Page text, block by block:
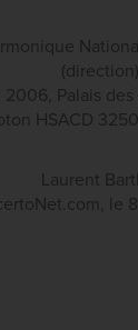
(direction)
2006, Palais
HSACD
Laurent
le